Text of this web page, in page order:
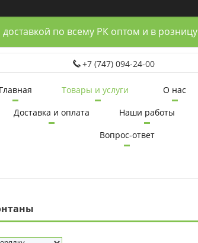
доставкой по всему РК оптом и в розницу
+7 (747) 094-24-00
Главная Товары и услуги О нас
Доставка и оплата
Наши работы
Вопрос-ответ